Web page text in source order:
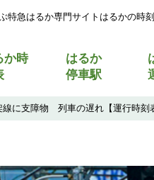
急はるか専門サイトはるかの時
か時
はるか
停車駅
線に支障物 列車の遅れ【運行時刻